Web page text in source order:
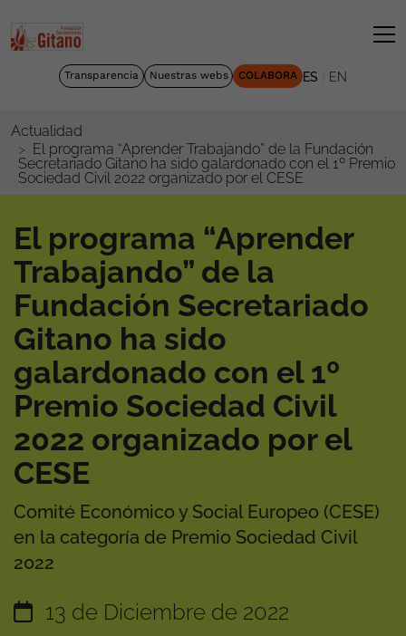
Transparencia Nuestras webs COLABORA ES EN
Actualidad
El programa “Aprender Trabajando” de la Fundación
Secretariado Gitano ha sido galardonado con el 1º Premio
Sociedad Civil 2022 organizado por el CESE
El programa “Aprender
Trabajando” de la
Fundación Secretariado
Gitano ha sido
galardonado con el 1º
Premio Sociedad Civil
2022 organizado por el
CESE
Comité Económico y Social Europeo (CESE)
en la categoría de Premio Sociedad Civil
2022
13 de Diciembre de 2022